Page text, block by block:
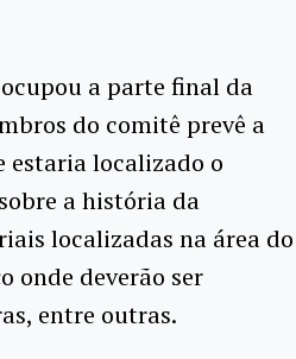
a parte final da
do comitê prevê a
estaria localizado o
a história da
localizadas na área do
onde deverão ser
entre outras.